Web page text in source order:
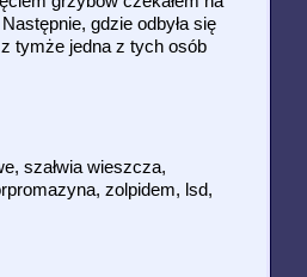
gdzie odbyła się
tymże jedna z tych osób
szałwia wieszcza,
zolpidem, lsd,